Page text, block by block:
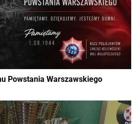
Powstania Warszawskiego